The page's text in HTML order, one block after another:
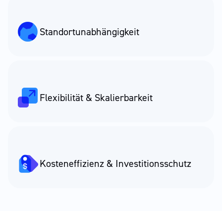
Standort­un­abhängigkeit
Flexibilität & Skalierbarkeit
Kosteneffizienz & Investitionsschutz